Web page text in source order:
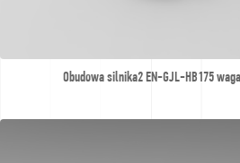
Obudowa silnika2 EN-GJL-HB175